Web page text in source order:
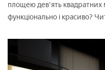
площею дев'ять квадратних
функціонально і красиво?